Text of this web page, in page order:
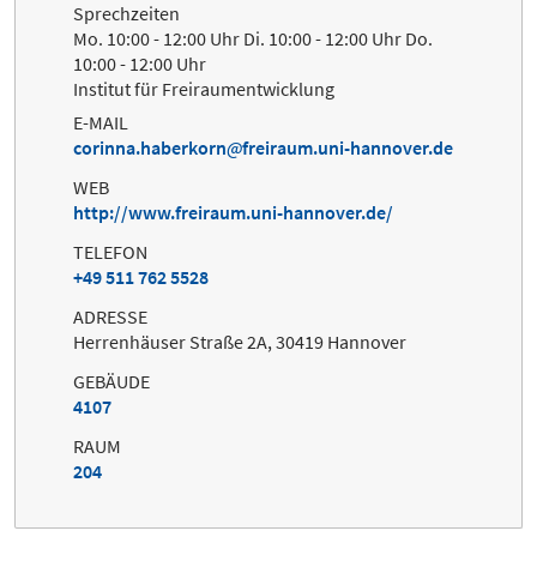
Sprechzeiten
Mo. 10:00 - 12:00 Uhr Di. 10:00 - 12:00 Uhr Do.
10:00 - 12:00 Uhr
Institut für Freiraumentwicklung
E-MAIL
corinna.haberkorn
freiraum.uni-hannover.de
WEB
http://www.freiraum.uni-hannover.de/
TELEFON
+49 511 762 5528
ADRESSE
Herrenhäuser Straße 2A, 30419 Hannover
GEBÄUDE
4107
RAUM
204